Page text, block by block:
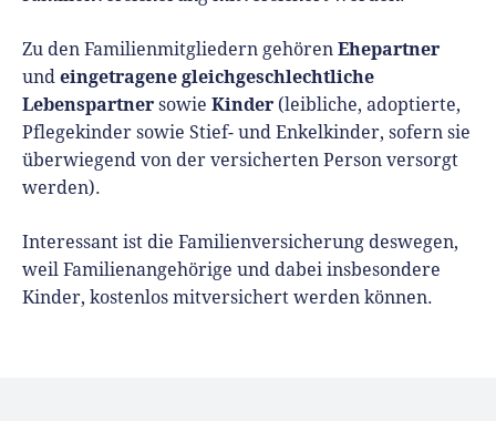
Zu den Familienmitgliedern gehören Ehepartner
und eingetragene gleichgeschlechtliche
Lebenspartner sowie Kinder (leibliche, adoptierte,
Pflegekinder sowie Stief- und Enkelkinder, sofern sie
überwiegend von der versicherten Person versorgt
werden).
Interessant ist die Familienversicherung deswegen,
weil Familienangehörige und dabei insbesondere
Kinder, kostenlos mitversichert werden können.